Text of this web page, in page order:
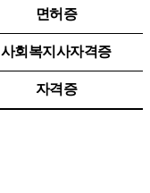
면허증
사회복지사자격증
자격증